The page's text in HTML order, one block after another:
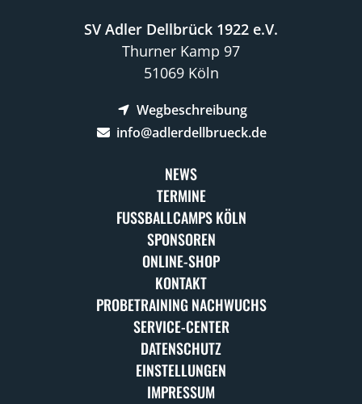
SV Adler Dellbrück 1922 e.V.
Thurner Kamp 97
51069 Köln
Wegbeschreibung
info@adlerdellbrueck.de
NEWS
TERMINE
FUSSBALLCAMPS KÖLN
SPONSOREN
ONLINE-SHOP
KONTAKT
PROBETRAINING NACHWUCHS
SERVICE-CENTER
DATENSCHUTZ
EINSTELLUNGEN
IMPRESSUM